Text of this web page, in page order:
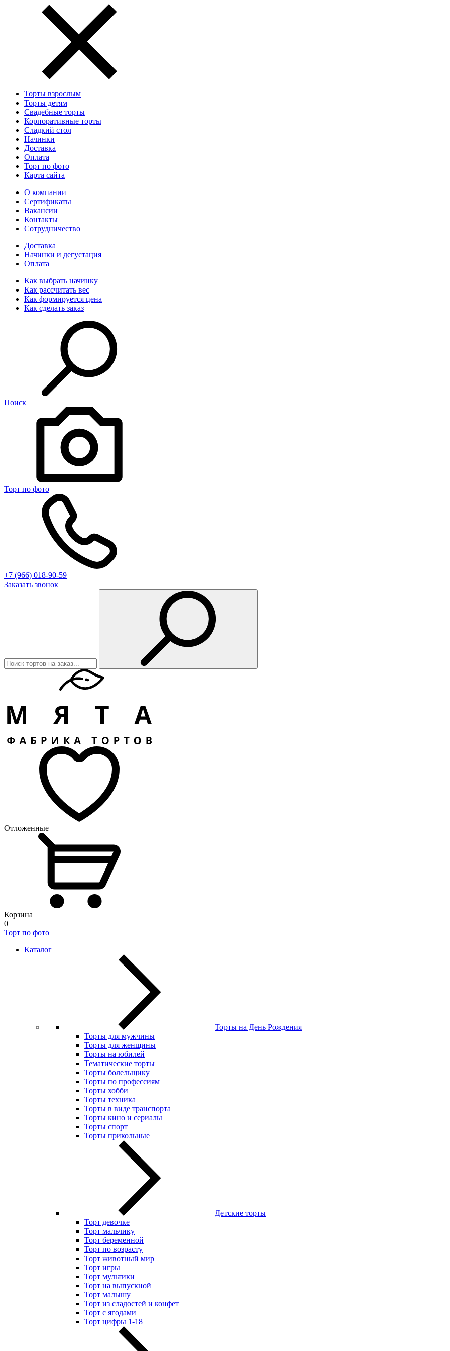
Торты взрослым
Торты детям
Свадебные торты
Корпоративные торты
Сладкий стол
Начинки
Доставка
Оплата
Торт по фото
Карта сайта
О компании
Сертификаты
Вакансии
Контакты
Сотрудничество
Доставка
Начинки и дегустация
Оплата
Как выбрать начинку
Как рассчитать вес
Как формируется цена
Как сделать заказ
Поиск
Торт по фото
+7 (966) 018-90-59
Заказать звонок
Отложенные
Корзина
0
Торт по фото
Каталог
Торты на День Рождения
Торты для мужчины
Торты для женщины
Торты на юбилей
Тематические торты
Торты болельщику
Торты по профессиям
Торты хобби
Торты техника
Торты в виде транспорта
Торты кино и сериалы
Торты спорт
Торты прикольные
Детские торты
Торт девочке
Торт мальчику
Торт беременной
Торт по возрасту
Торт животный мир
Торт игры
Торт мультики
Торт на выпускной
Торт малышу
Торт из сладостей и конфет
Торт с ягодами
Торт цифры 1-18